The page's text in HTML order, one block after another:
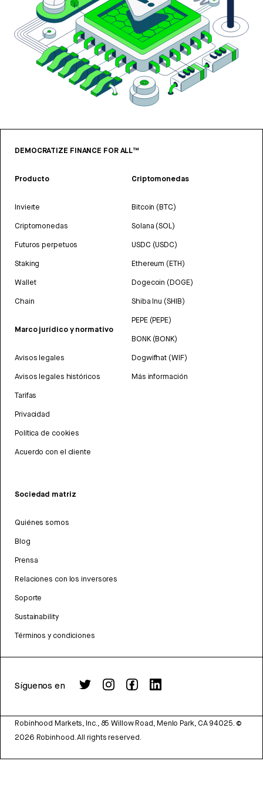
DEMOCRATIZE FINANCE FOR ALL™
Producto
Invierte
Criptomonedas
Futuros perpetuos
Staking
Wallet
Chain
Marco jurídico y normativo
Avisos legales
Avisos legales históricos
Tarifas
Privacidad
Política de cookies
Acuerdo con el cliente
Criptomonedas
Bitcoin (BTC)
Solana (SOL)
USDC (USDC)
Ethereum (ETH)
Dogecoin (DOGE)
Shiba Inu (SHIB)
PEPE (PEPE)
BONK (BONK)
Dogwifhat (WIF)
Más información
Sociedad matriz
Quiénes somos
Blog
Prensa
Relaciones con los inversores
Soporte
Sustainability
Términos y condiciones
Síguenos en
Robinhood Markets, Inc., 85 Willow Road, Menlo Park, CA 94025. ©
2026 Robinhood. All rights reserved.